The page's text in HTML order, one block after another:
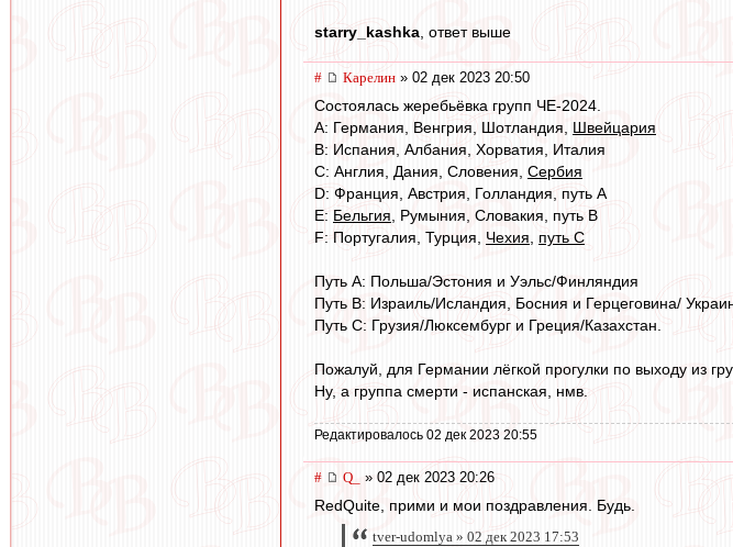
starry_kashka , ответ выше
# Карелин » 02 дек 2023 20:50
Состоялась жеребьёвка групп ЧЕ-2024.
A: Германия, Венгрия, Шотландия, Швейцария
B: Испания, Албания, Хорватия, Италия
C: Англия, Дания, Словения, Сербия
D: Франция, Австрия, Голландия, путь А
E: Бельгия, Румыния, Словакия, путь В
F: Португалия, Турция, Чехия, путь С
Путь А: Польша/Эстония и Уэльс/Финляндия
Путь В: Израиль/Исландия, Босния и Герцеговина/
Путь С: Грузия/Люксембург и Греция/Казахстан.
Пожалуй, для Германии лёгкой прогулки по выходу из
Ну, а группа смерти - испанская, нмв.
Редактировалось 02 дек 2023 20:55
# Q_ » 02 дек 2023 20:26
RedQuite, прими и мои поздравления. Будь.
tver-udomlya » 02 дек 2023 17:53